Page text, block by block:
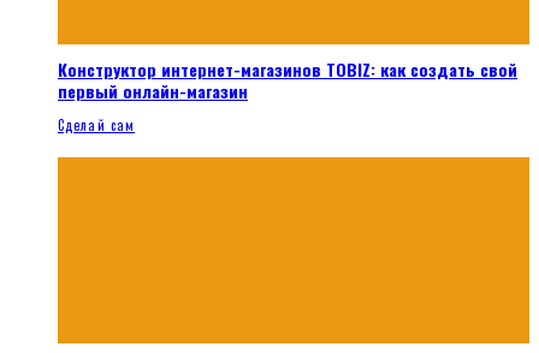
Конструктор интернет-магазинов TOBIZ: как создать свой
первый онлайн-магазин
Сделай сам